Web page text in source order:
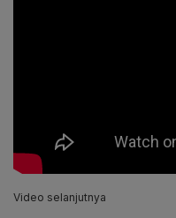
Video selanjutnya